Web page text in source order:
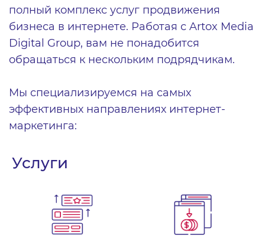
полный комплекс услуг продвижения
бизнеса в интернете. Работая с Artox Media
Digital Group, вам не понадобится
обращаться к нескольким подрядчикам.
Мы специализируемся на самых
эффективных направлениях интернет-
маркетинга:
Услуги